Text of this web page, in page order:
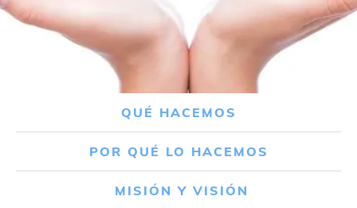
QUÉ HACEMOS
POR QUÉ LO HACEMOS
MISIÓN Y VISIÓN